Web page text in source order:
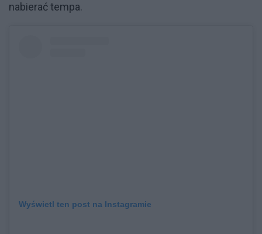
nabierać tempa.
Wyświetl ten post na Instagramie